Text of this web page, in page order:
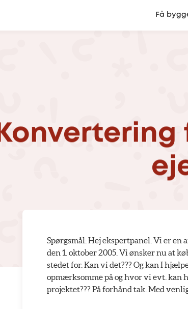
Få
Konvertering
Spørgsmål: Hej ekspertpanel. Vi er en
den 1. oktober 2005. Vi ønsker nu at
stedet for. Kan vi det??? Og kan I
opmærksomme på og hvor vi evt. kan
projektet??? På forhånd tak. Med